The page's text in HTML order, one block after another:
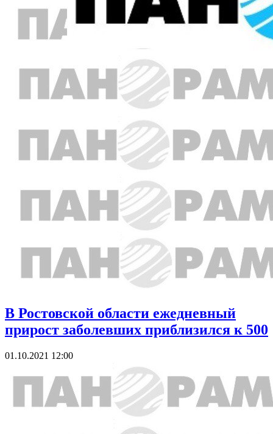
В Ростовской области ежедневный
прирост заболевших приблизился к 500
01.10.2021 12:00